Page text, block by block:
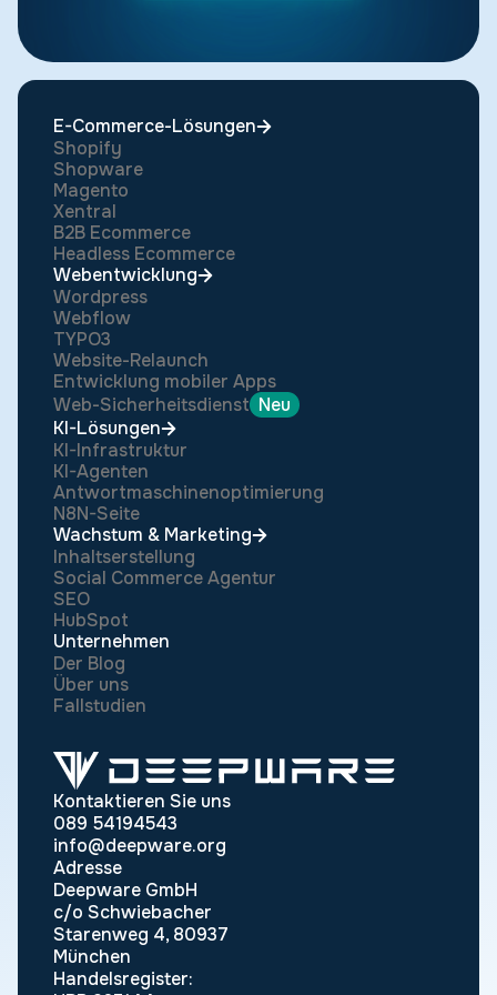
E-Commerce-Lösungen
Shopify
Shopware
Magento
Xentral
B2B Ecommerce
Headless Ecommerce
Webentwicklung
Wordpress
Webflow
TYPO3
Website-Relaunch
Entwicklung mobiler Apps
Web-Sicherheitsdienst Neu
KI-Lösungen
KI-Infrastruktur
KI-Agenten
Antwortmaschinenoptimierung
N8N-Seite
Wachstum & Marketing
Inhaltserstellung
Social Commerce Agentur
SEO
HubSpot
Unternehmen
Der Blog
Über uns
Fallstudien
Kontaktieren Sie uns
089 54194543
info@deepware.org
Adresse
Deepware GmbH
c/o Schwiebacher
Starenweg 4, 80937
München
Handelsregister: